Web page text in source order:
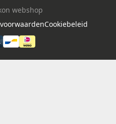
webshop
Cookiebeleid